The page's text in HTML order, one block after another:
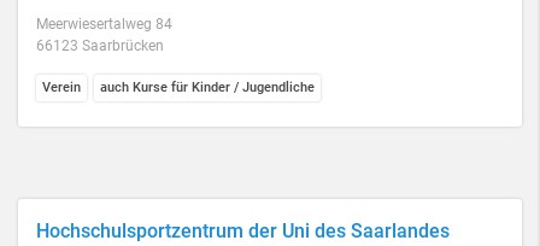
Meerwiesertalweg 84
66123 Saarbrücken
Verein auch Kurse für Kinder / Jugendliche
Hochschulsportzentrum der Uni des Saarlandes